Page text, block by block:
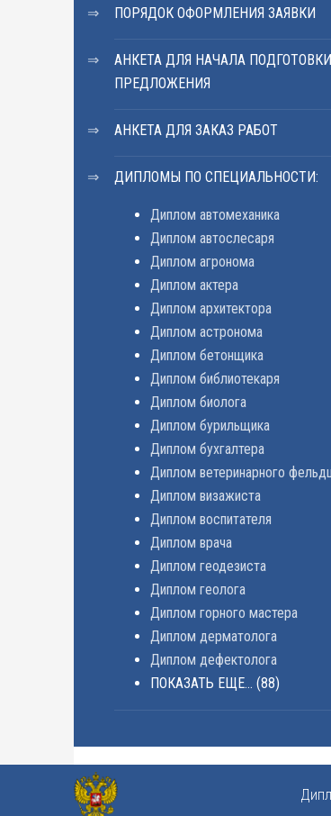
ПОРЯДОК ОФОРМЛЕНИЯ ЗАЯВКИ
АНКЕТА ДЛЯ НАЧАЛА ПОДГОТОВКИ
ПРЕДЛОЖЕНИЯ
АНКЕТА ДЛЯ ЗАКАЗ РАБОТ
ДИПЛОМЫ ПО СПЕЦИАЛЬНОСТИ:
Диплом автомеханика
Диплом автослесаря
Диплом агронома
Диплом актера
Диплом архитектора
Диплом астронома
Диплом бетонщика
Диплом библиотекаря
Диплом биолога
Диплом бурильщика
Диплом бухгалтера
Диплом ветеринарного
Диплом визажиста
Диплом воспитателя
Диплом врача
Диплом геодезиста
Диплом геолога
Диплом горного мастера
Диплом дерматолога
Диплом дефектолога
ПОКАЗАТЬ ЕЩЕ... (88)